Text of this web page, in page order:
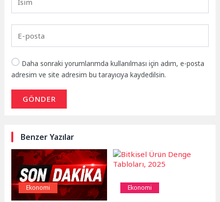
Daha sonraki yorumlarımda kullanılması için adım, e-posta
adresim ve site adresim bu tarayıcıya kaydedilsin.
GÖNDER
Benzer Yazılar
Ekonomi Ekonomi